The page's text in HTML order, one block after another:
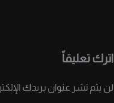
اترك تعليقاً
لن يتم نشر عنوان بريدك